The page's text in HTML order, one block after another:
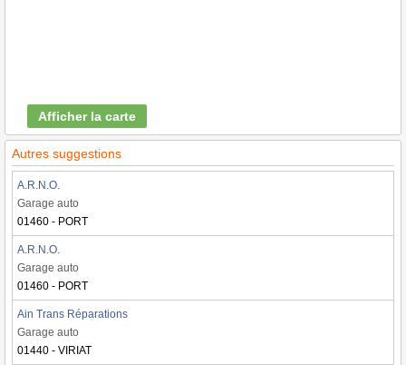
Afficher la carte
Autres suggestions
A.R.N.O.
Garage auto
01460 - PORT
A.R.N.O.
Garage auto
01460 - PORT
Ain Trans Réparations
Garage auto
01440 - VIRIAT